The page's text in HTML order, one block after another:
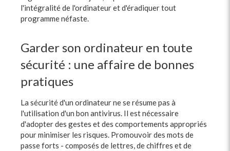
l'intégralité de l'ordinateur et d'éradiquer tout
programme néfaste.
Garder son ordinateur en toute
sécurité : une affaire de bonnes
pratiques
La sécurité d'un ordinateur ne se résume pas à
l'utilisation d'un bon antivirus. Il est nécessaire
d'adopter des gestes et des comportements appropriés
pour minimiser les risques. Promouvoir des mots de
passe forts - composés de lettres, de chiffres et de